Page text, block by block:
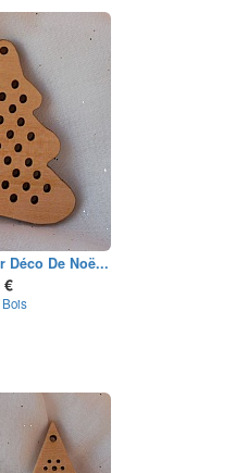
Déco De Noë...
€
Bois